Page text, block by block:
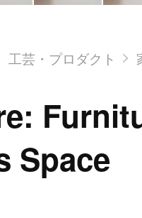
工芸・プロダクト
Space